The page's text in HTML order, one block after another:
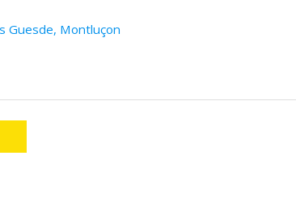
Guesde, Montluçon